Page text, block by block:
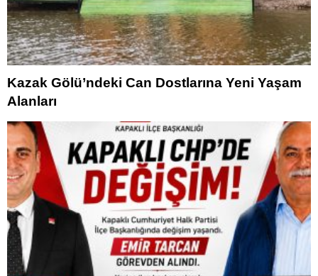
Kazak Gölü’ndeki Can Dostlarına Yeni Yaşam
Alanları